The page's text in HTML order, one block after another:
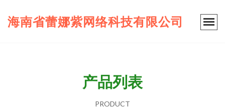
海南省蕾娜紫网络科技有限公司
产品列表
PRODUCT